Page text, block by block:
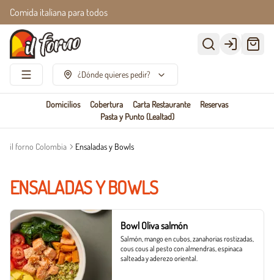
Comida italiana para todos
Login
¿Dónde quieres pedir?
Domicilios Cobertura Carta Restaurante
Reservas
Pasta y Punto (Lealtad)
il forno Colombia Ensaladas y Bowls
ENSALADAS Y BOWLS
Bowl Oliva salmón
Salmón, mango en cubos, zanahorias rostizadas,
cous cous al pesto con almendras, espinaca
salteada y aderezo oriental.